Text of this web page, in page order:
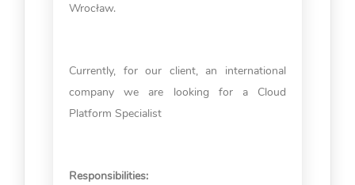
Wrocław.
Currently, for our client, an international
company we are looking for a Cloud
Platform Specialist
Responsibilities: